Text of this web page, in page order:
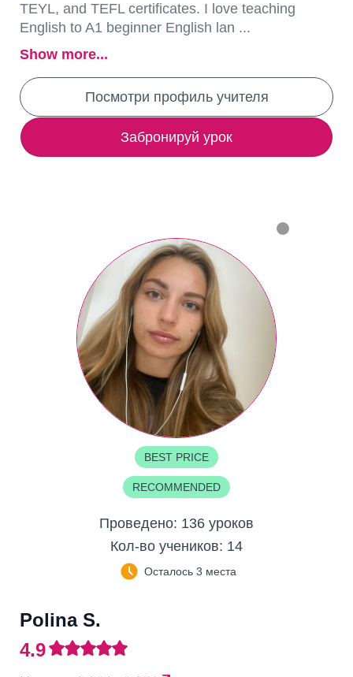
TEYL, and TEFL certificates. I love teaching
English to A1 beginner English lan ...
Show more...
Посмотри профиль учителя
Забронируй урок
BEST PRICE
RECOMMENDED
Проведено: 136 уроков
Кол-во учеников: 14
Осталось 3 места
Polina S.
4.9